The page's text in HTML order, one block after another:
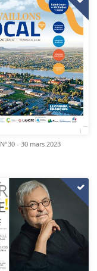
N°30 - 30 mars 2023